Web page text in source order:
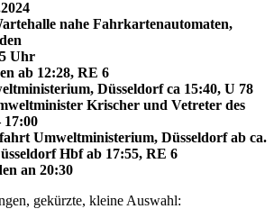
nahe Fahrkartenautomaten,
Uhr
ab 12:28, RE 6
Düsseldorf ca 15:40, U 78
Krischer und Vetreter des
Umweltministerium, Düsseldorf ab ca.
Hbf ab 17:55, RE 6
an 20:30
gekürzte, kleine Auswahl: